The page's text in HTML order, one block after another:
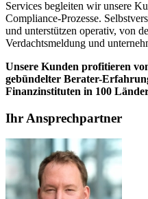
Services begleiten wir unsere
Compliance-​Prozesse.
und unterstützen operativ, von
Verdachtsmeldung und
Unsere Kunden profitieren
gebündelter Berater-​
Finanzinstituten in 100
Ihr Ansprechpartner